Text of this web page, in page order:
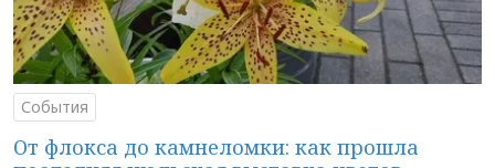
События
От флокса до камнеломки: как прошла